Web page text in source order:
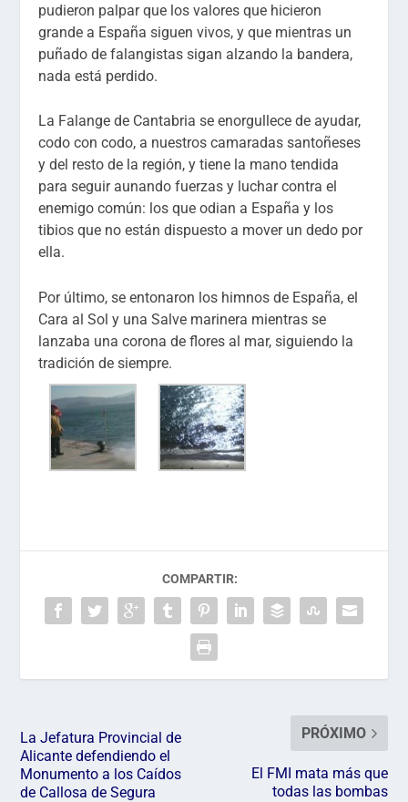
pudieron palpar que los valores que hicieron
grande a España siguen vivos, y que mientras un
puñado de falangistas sigan alzando la bandera,
nada está perdido.
La Falange de Cantabria se enorgullece de ayudar,
codo con codo, a nuestros camaradas santoñeses
y del resto de la región, y tiene la mano tendida
para seguir aunando fuerzas y luchar contra el
enemigo común: los que odian a España y los
tibios que no están dispuesto a mover un dedo por
ella.
Por último, se entonaron los himnos de España, el
Cara al Sol y una Salve marinera mientras se
lanzaba una corona de flores al mar, siguiendo la
tradición de siempre.
COMPARTIR:
La Jefatura Provincial de
Alicante defendiendo el
Monumento a los Caídos
de Callosa de Segura
PRÓXIMO
El FMI mata más que
todas las bombas